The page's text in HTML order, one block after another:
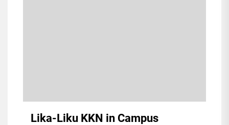
Lika-Liku KKN in Campus